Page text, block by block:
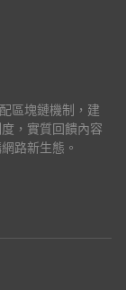
區塊鏈機制，建
，實質回饋內容
路新生態。